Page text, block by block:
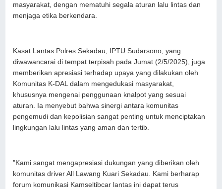
masyarakat, dengan mematuhi segala aturan lalu lintas dan
menjaga etika berkendara.
Kasat Lantas Polres Sekadau, IPTU Sudarsono, yang
diwawancarai di tempat terpisah pada Jumat (2/5/2025), juga
memberikan apresiasi terhadap upaya yang dilakukan oleh
Komunitas K-DAL dalam mengedukasi masyarakat,
khususnya mengenai penggunaan knalpot yang sesuai
aturan. Ia menyebut bahwa sinergi antara komunitas
pengemudi dan kepolisian sangat penting untuk menciptakan
lingkungan lalu lintas yang aman dan tertib.
"Kami sangat mengapresiasi dukungan yang diberikan oleh
komunitas driver All Lawang Kuari Sekadau. Kami berharap
forum komunikasi Kamseltibcar lantas ini dapat terus